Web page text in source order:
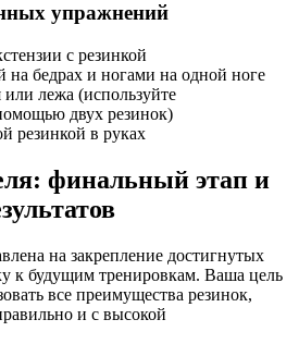
упражнений
с резинкой
на бедрах и ногами на одной ноге
лежа (используйте
двух резинок)
резинкой в руках
финальный этап и
на закрепление достигнутых
к будущим тренировкам. Ваша цель
все преимущества резинок,
и с высокой